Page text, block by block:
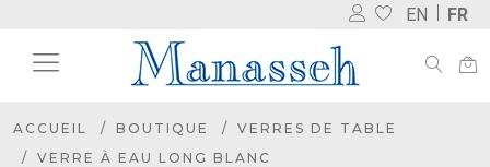
EN FR
ACCUEIL BOUTIQUE
VERRES DE TABLE
VERRE À EAU LONG BLANC